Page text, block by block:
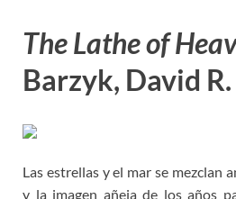
The Lathe of
Barzyk, David
Las estrellas y el mar se mezclan
y la imagen añeja de los años